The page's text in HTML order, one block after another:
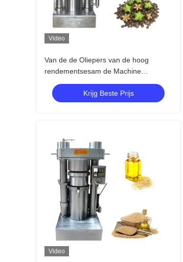
Video
Van de de Oliepers van de hoog
rendementsesam de Machine
Hydraulisch Model
Krijg Beste Prijs
Video